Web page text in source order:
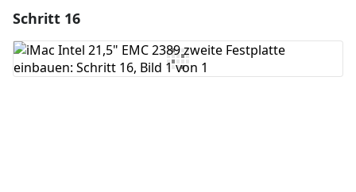
Kommentar hinzufügen
Schritt 16